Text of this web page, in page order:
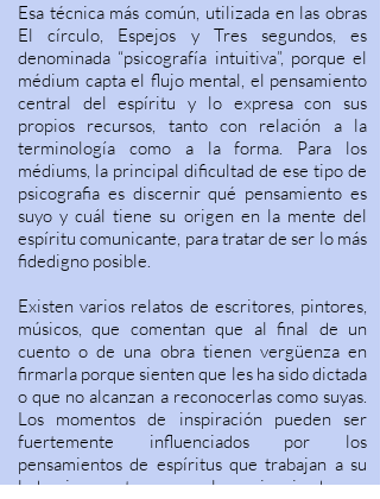
Esa técnica más común, utilizada en las obras
El círculo, Espejos y Tres segundos, es
denominada “psicografía intuitiva”, porque el
médium capta el flujo mental, el pensamiento
central del espíritu y lo expresa con sus
propios recursos, tanto con relación a la
terminología como a la forma. Para los
médiums, la principal dificultad de ese tipo de
psicografia es discernir qué pensamiento es
suyo y cuál tiene su origen en la mente del
espíritu comunicante, para tratar de ser lo más
fidedigno posible.
Existen varios relatos de escritores, pintores,
músicos, que comentan que al final de un
cuento o de una obra tienen vergüenza en
firmarla porque sienten que les ha sido dictada
o que no alcanzan a reconocerlas como suyas.
Los momentos de inspiración pueden ser
fuertemente influenciados por los
pensamientos de espíritus que trabajan a su
lado sin que tengan real conciencia de ese